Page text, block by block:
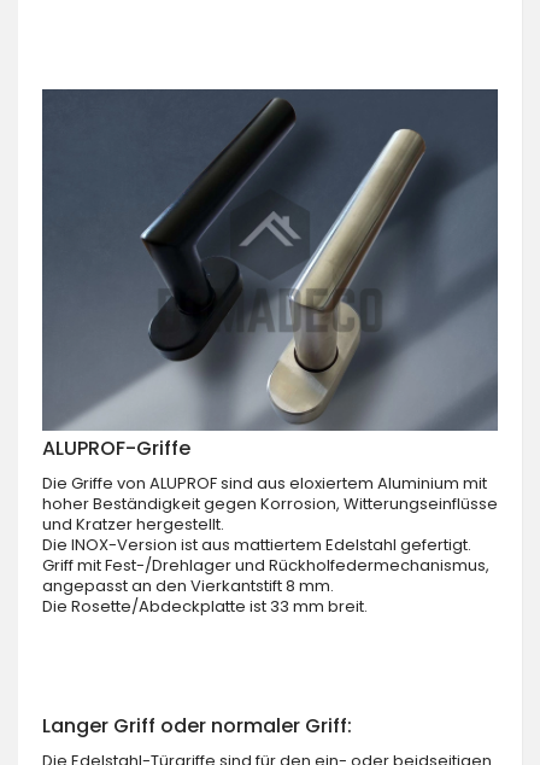
ALUPROF-Griffe
Die Griffe von ALUPROF sind aus eloxiertem Aluminium mit
hoher Beständigkeit gegen Korrosion, Witterungseinflüsse
und Kratzer hergestellt.
Die INOX-Version ist aus mattiertem Edelstahl gefertigt.
Griff mit Fest-/Drehlager und Rückholfedermechanismus,
angepasst an den Vierkantstift 8 mm.
Die Rosette/Abdeckplatte ist 33 mm breit.
Langer Griff oder normaler Griff: